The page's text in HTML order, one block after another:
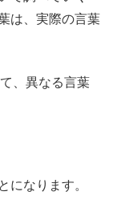
は、実際の言葉
、異なる言葉
になります。